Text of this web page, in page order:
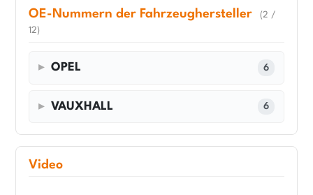
OE-Nummern der Fahrzeughersteller
(2 /
12)
OPEL 6
VAUXHALL 6
Video